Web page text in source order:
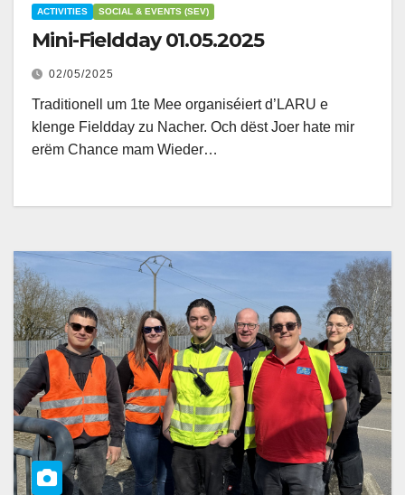
ACTIVITIES SOCIAL & EVENTS (SEV)
Mini-Fieldday 01.05.2025
02/05/2025
Traditionell um 1te Mee organiséiert d’LARU e
klenge Fieldday zu Nacher. Och dëst Joer hate mir
erëm Chance mam Wieder…